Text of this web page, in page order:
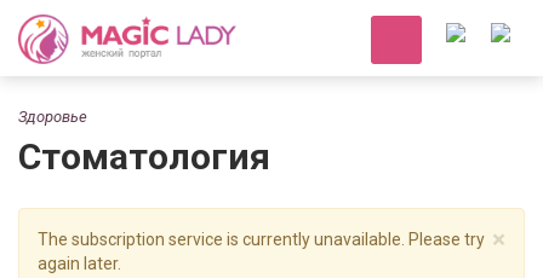
Здоровье
Стоматология
×
The subscription service is currently unavailable. Please try
again later.